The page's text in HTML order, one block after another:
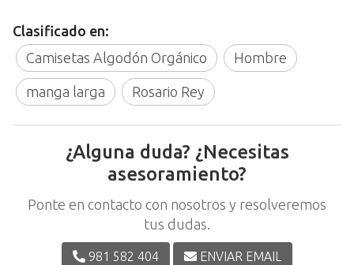
Clasificado en:
Camisetas Algodón Orgánico
Hombre
manga larga Rosario Rey
¿Alguna duda? ¿Necesitas
asesoramiento?
Ponte en contacto con nosotros y resolveremos
tus dudas.
981 582 404 ENVIAR EMAIL